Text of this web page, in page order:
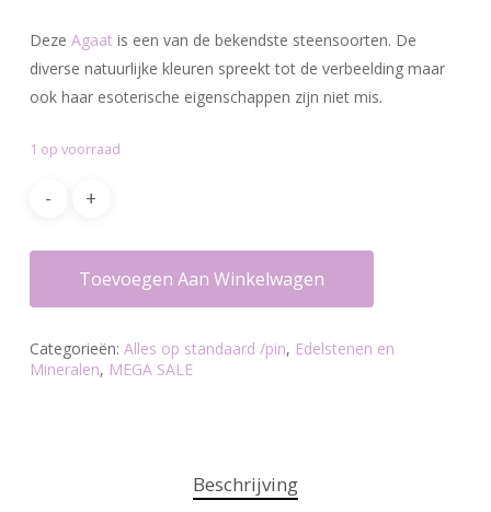
was:
€18.95.
is:
€13.00.
Deze Agaat is een van de bekendste steensoorten. De
diverse natuurlijke kleuren spreekt tot de verbeelding maar
ook haar esoterische eigenschappen zijn niet mis.
1 op voorraad
Toevoegen Aan Winkelwagen
Categorieën: Alles op standaard /pin, Edelstenen en
Mineralen, MEGA SALE
Beschrijving